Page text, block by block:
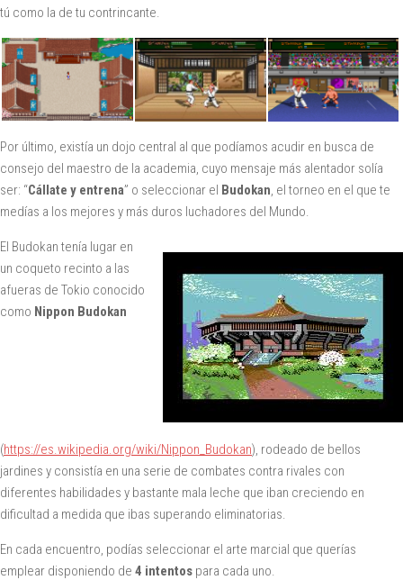
tú como la de tu contrincante.
Por último, existía un dojo central al que podíamos acudir en busca de
consejo del maestro de la academia, cuyo mensaje más alentador solía
ser: “Cállate y entrena” o seleccionar el Budokan , el torneo en el que te
medías a los mejores y más duros luchadores del Mundo.
El Budokan tenía lugar en
un coqueto recinto a las
afueras de Tokio conocido
como Nippon Budokan
(https://es.wikipedia.org/wiki/Nippon_Budokan), rodeado de bellos
jardines y consistía en una serie de combates contra rivales con
diferentes habilidades y bastante mala leche que iban creciendo en
dificultad a medida que ibas superando eliminatorias.
En cada encuentro, podías seleccionar el arte marcial que querías
emplear disponiendo de 4 intentos para cada uno.